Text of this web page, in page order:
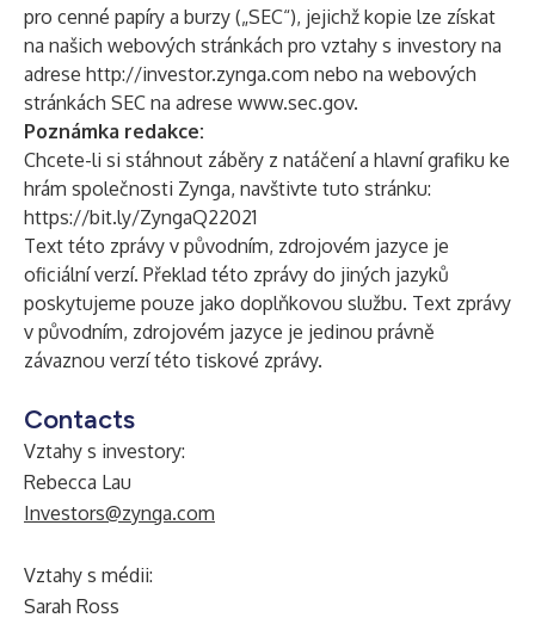
pro cenné papíry a burzy („SEC“), jejichž kopie lze získat
na našich webových stránkách pro vztahy s investory na
adrese http://investor.zynga.com nebo na webových
stránkách SEC na adrese www.sec.gov.
Poznámka redakce:
Chcete-li si stáhnout záběry z natáčení a hlavní grafiku ke
hrám společnosti Zynga, navštivte tuto stránku:
https://bit.ly/ZyngaQ22021
Text této zprávy v původním, zdrojovém jazyce je
oficiální verzí. Překlad této zprávy do jiných jazyků
poskytujeme pouze jako doplňkovou službu. Text zprávy
v původním, zdrojovém jazyce je jedinou právně
závaznou verzí této tiskové zprávy.
Contacts
Vztahy s investory:
Rebecca Lau
Investors@zynga.com
Vztahy s médii:
Sarah Ross